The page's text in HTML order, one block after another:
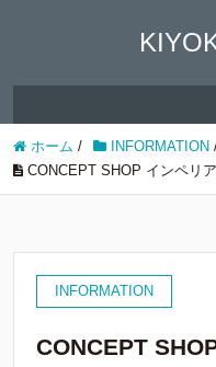
ホーム / INFORMATION
CONCEPT SHOP インペリ
INFORMATION
CONCEPT